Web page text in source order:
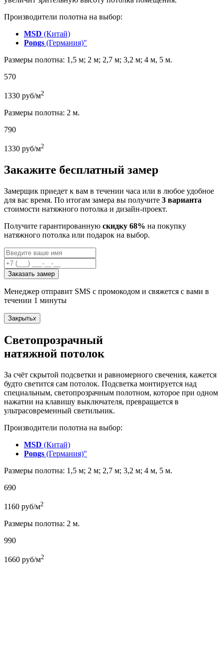
Производители полотна на выбор:
MSD (Китай)
Pongs (Германия)"
Размеры полотна: 1,5 м; 2 м; 2,7 м; 3,2 м; 4 м, 5 м.
570
1330 руб/м2
Размеры полотна: 2 м.
790
1330 руб/м2
Закажите бесплатный замер
Замерщик приедет к вам в течении часа или в любое удобное
для вас время. По итогам замера вы получите 3 варианта
стоимости натяжного потолка и дизайн-проект.
Получите гарантированную скидку 68% на покупку
натяжного потолка или подарок на выбор.
Заказать замер
Менеджер отправит SMS с промокодом и свяжется с вами в
течении 1 минуты
Закрытьx
Светопрозрачный
натяжной потолок
За счёт скрытой подсветки и равномерного свечения, кажется
будто светится сам потолок. Подсветка монтируется над
специальным, светопрозрачным полотном, которое при одном
нажатии на клавишу выключателя, превращается в
ультрасовременный светильник.
Производители полотна на выбор:
MSD (Китай)
Pongs (Германия)"
Размеры полотна: 1,5 м; 2 м; 2,7 м; 3,2 м; 4 м, 5 м.
690
1160 руб/м2
Размеры полотна: 2 м.
990
1660 руб/м2